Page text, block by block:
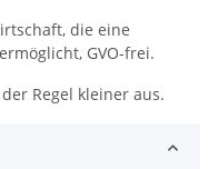
die eine
GVO-frei.
Regel kleiner aus.